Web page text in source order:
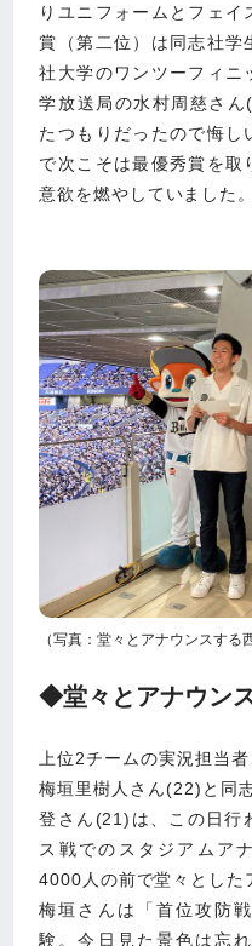
りユニフォームとフェ
賞（第二位）は同志社学
社大学のワンツーフィニ
学放送局の水村周慈さ
たつもりだったので悔し
で次こそは最優秀賞を取
意欲を燃やしていました。
（写真：堂々とアナウンスする
◆堂々とアナウン
上位2チームの実況担当
梅垣里樹人さん(22)と同
登さん(21)は、この日行
ス戦でのスタジアムア
4000人の前で堂々とした
梅垣さんは「首位攻防
験。今日見た景色は忘